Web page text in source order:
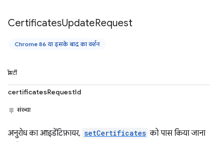
CertificatesUpdateRequest
Chrome 86 या इसके बाद का वर्शन
प्रॉपर्टी
certificatesRequestId
संख्या
अनुरोध का आइडेंटिफ़ायर, setCertificates को पास किया जाना